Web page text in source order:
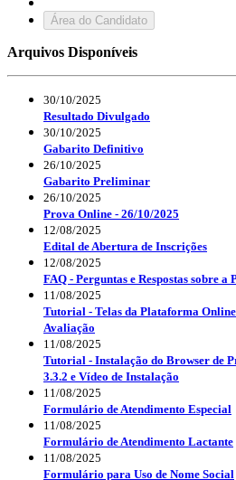
Área do Candidato
Arquivos Disponíveis
30/10/2025
Resultado Divulgado
30/10/2025
Gabarito Definitivo
26/10/2025
Gabarito Preliminar
26/10/2025
Prova Online - 26/10/2025
12/08/2025
Edital de Abertura de Inscrições
12/08/2025
FAQ - Perguntas e Respostas sobre a
11/08/2025
Tutorial - Telas da Plataforma
Avaliação
11/08/2025
Tutorial - Instalação do Browser de
3.3.2 e Vídeo de Instalação
11/08/2025
Formulário de Atendimento Especial
11/08/2025
Formulário de Atendimento Lactante
11/08/2025
Formulário para Uso de Nome Social